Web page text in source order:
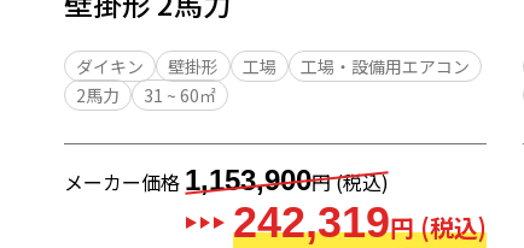
ダイキン 壁掛形 工場
工場・設備用エアコン
2馬力
31 ~ 60㎡
メーカー価格 1,153,900円 (税込)
242,319円 (税込)